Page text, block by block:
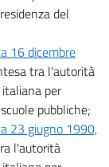
del
16 dicembre
tra l'autorità
per
pubbliche;
23 giugno 1990,
l'autorità